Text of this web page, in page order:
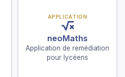
APPLICATION
neoMaths
Application de remédiation
pour lycéens